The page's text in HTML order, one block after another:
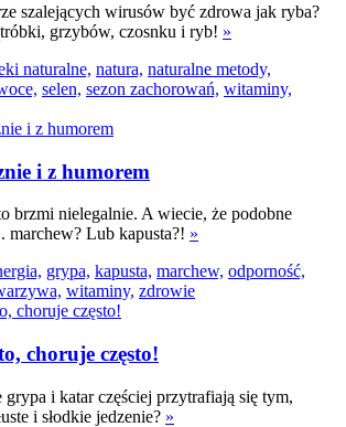
szalejących wirusów być zdrowa jak ryba?
grzybów, czosnku i ryb! »
naturalne, natura, naturalne metody,
selen, sezon zachorowań, witaminy,
i z humorem
brzmi nielegalnie. A wiecie, że podobne
marchew? Lub kapusta?! »
grypa, kapusta, marchew, odporność,
witaminy, zdrowie
choruje często!
grypa i katar częściej przytrafiają się tym,
i słodkie jedzenie? »